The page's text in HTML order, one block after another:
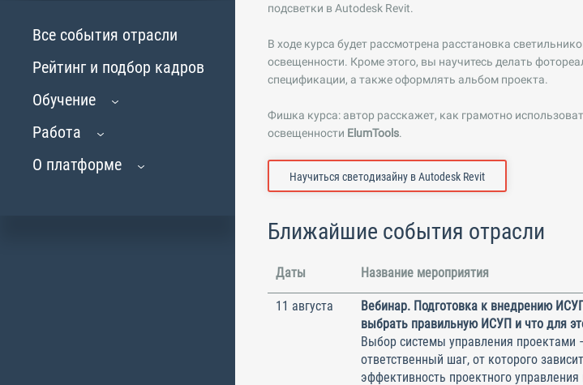
Все события отрасли
Рейтинг и подбор кадров
Обучение
Работа
О платформе
подсветки в Autodesk Revit.
В ходе курса будет рассмотрена расстановка
освещенности. Кроме этого, вы научитесь делать
спецификации, а также оформлять альбом проекта.
Фишка курса: автор расскажет, как грамотно
освещенности ElumTools.
Научиться светодизайну в Autodesk Revit
Ближайшие события отрасли
Даты Название мероприятия
11 августа
Вебинар. Подготовка к внедрению
выбрать правильную ИСУП и что для
Выбор системы управления проектами
ответственный шаг, от которого зависит
эффективность проектного управления